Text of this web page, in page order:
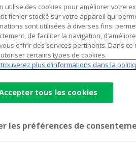
Issuance
CIB Financial Solutions).
utilise des cookies pour améliorer votre
fichier stocké sur votre appareil qui
sont utilisées à diverses fins:
de faciliter la navigation,
offrir des services pertinents. Dans ce
certains types de cookies.
plus d’informations dans la
tous les cookies
les préférences de